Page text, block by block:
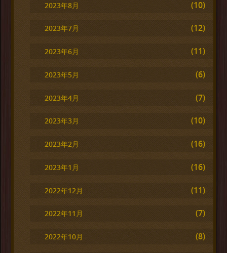
2023年8月 (10)
2023年7月 (12)
2023年6月 (11)
2023年5月 (6)
2023年4月 (7)
2023年3月 (10)
2023年2月 (16)
2023年1月 (16)
2022年12月 (11)
2022年11月 (7)
2022年10月 (8)